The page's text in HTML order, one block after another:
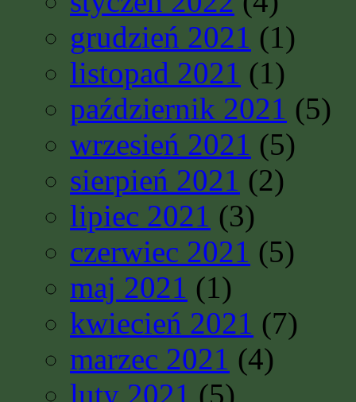
grudzień 2021 (1)
listopad 2021 (1)
październik 2021 (5)
wrzesień 2021 (5)
sierpień 2021 (2)
lipiec 2021 (3)
czerwiec 2021 (5)
maj 2021 (1)
kwiecień 2021 (7)
marzec 2021 (4)
luty 2021 (5)